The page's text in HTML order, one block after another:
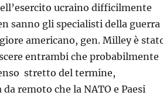
ucraino difficilmente
sanno gli specialisti della guerra
americano, gen. Milley è
entrambi che probabilmente
stretto del termine,
remoto che la NATO e Paesi